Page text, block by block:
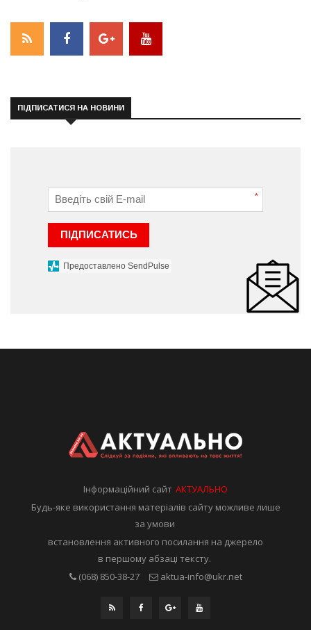
ПІДПИСАТИСЯ НА НОВИНИ
*
ПІДПИСАТИСЬ
Предоставлено SendPulse
Інформаційний сайтАКТУАЛЬНО
Будь-яке використання матеріалів сайту можливе лише
за умови
встановлення активного посилання на джерело
в першому абзаці тексту.
(068) 850-38-27
aktua-info@ukr.net